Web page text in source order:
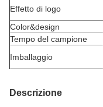
Effetto di logo
Color&design
Tempo del campione
Imballaggio
Descrizione